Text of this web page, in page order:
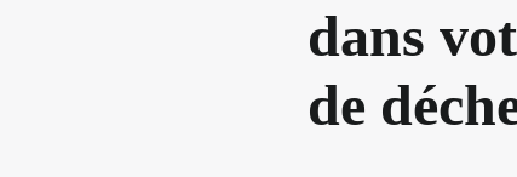
dans
de